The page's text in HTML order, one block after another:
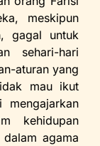
meskipun
gagal untuk
sehari-hari
aturan yang
mau ikut
kehidupan
agama